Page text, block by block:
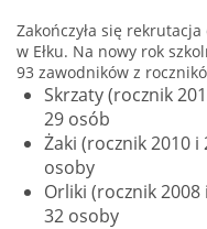
Zakończyła się
w Ełku. Na nowy rok
93 zawodników z
Skrzaty (rocznik
29 osób
Żaki (rocznik 2010 i
osoby
Orliki (rocznik 2008
32 osoby